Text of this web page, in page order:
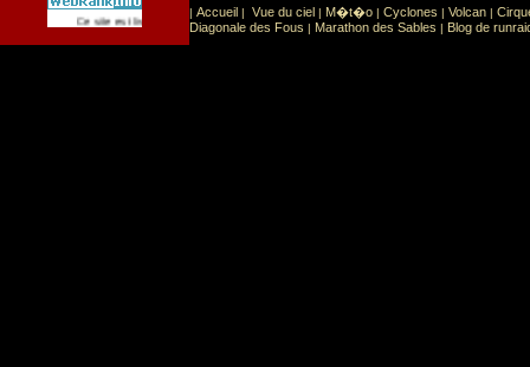
Ce site est list� dans la cat�gorie Sport: Sports extr�mes
| Accueil | Vue du ciel | M�t�o | Cyclones | Volcan |
Diagonale des Fous | Marathon des Sables | Blog de